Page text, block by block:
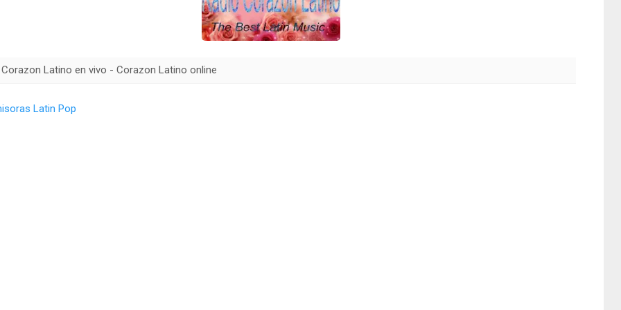
Corazon Latino en vivo - Corazon Latino online
Latin Pop